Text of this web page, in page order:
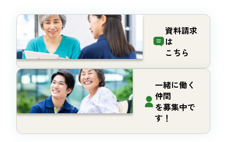
資料請求
は
こちら
一緒に働く
仲間
を募集中で
す！